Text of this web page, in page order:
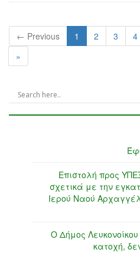
← Previous 1 2 3 4
»
Επιστολή προς
σχετικά με την
Ιερού Ναού
Ο Δήμος
κατοχή,